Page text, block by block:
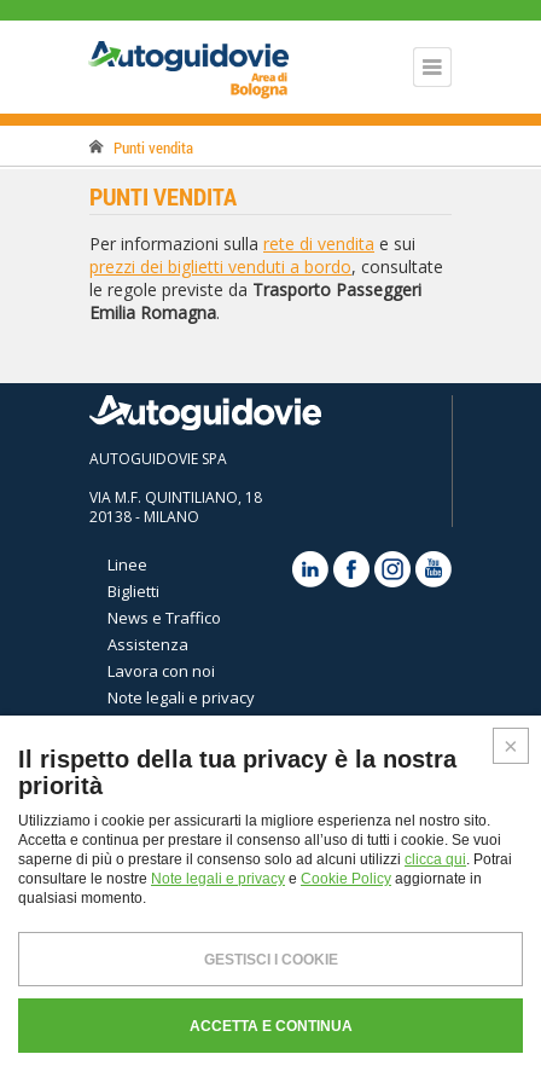
Punti vendita
PUNTI VENDITA
Per informazioni sulla rete di vendita e sui
prezzi dei biglietti venduti a bordo, consultate
le regole previste da Trasporto Passeggeri
Emilia Romagna.
AUTOGUIDOVIE SPA
VIA M.F. QUINTILIANO, 18
20138 - MILANO
Linee
Biglietti
News e Traffico
Assistenza
Lavora con noi
Note legali e privacy
© Copyright 2026 - Autoguidovie spa
Capitale Sociale € 30.000.000,00 i.v. - REA Milano n.
Milano n. 00103400339
Il rispetto della tua privacy è la nostra
priorità
Utilizziamo i cookie per assicurarti la migliore esperienza nel nostro sito.
Accetta e continua per prestare il consenso all’uso di tutti i cookie. Se vuoi
saperne di più o prestare il consenso solo ad alcuni utilizzi clicca qui. Potrai
consultare le nostre Note legali e privacy e Cookie Policy aggiornate in
qualsiasi momento.
GESTISCI I COOKIE
ACCETTA E CONTINUA